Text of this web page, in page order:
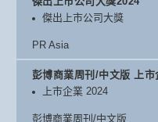
傑出上市公司大獎
PR Asia
彭博商業周刊/中文版 上市
上市企業 2024
彭博商業周刊/中文版